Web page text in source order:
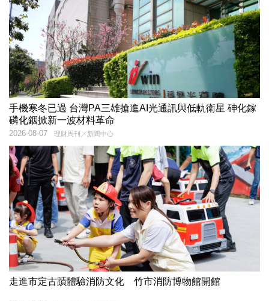
手機寒冬已過 台灣PA三雄搶進AI光通訊與低軌衛星 砷化鎵
磷化銦掀新一波材料革命
理財周刊／新聞中心
2026-08-07
走進市定古蹟體驗消防文化 竹市消防博物館開館